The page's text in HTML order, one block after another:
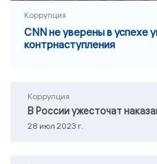
Коррупция
CNN не уверены в успехе
контрнаступления
Коррупция
В России ужесточат
28 июл 2023 г.